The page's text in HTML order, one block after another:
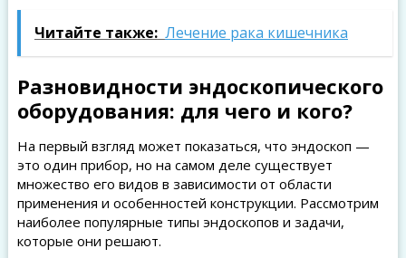
Читайте также: Лечение рака кишечника
Разновидности эндоскопического
оборудования: для чего и кого?
На первый взгляд может показаться, что эндоскоп —
это один прибор, но на самом деле существует
множество его видов в зависимости от области
применения и особенностей конструкции. Рассмотрим
наиболее популярные типы эндоскопов и задачи,
которые они решают.